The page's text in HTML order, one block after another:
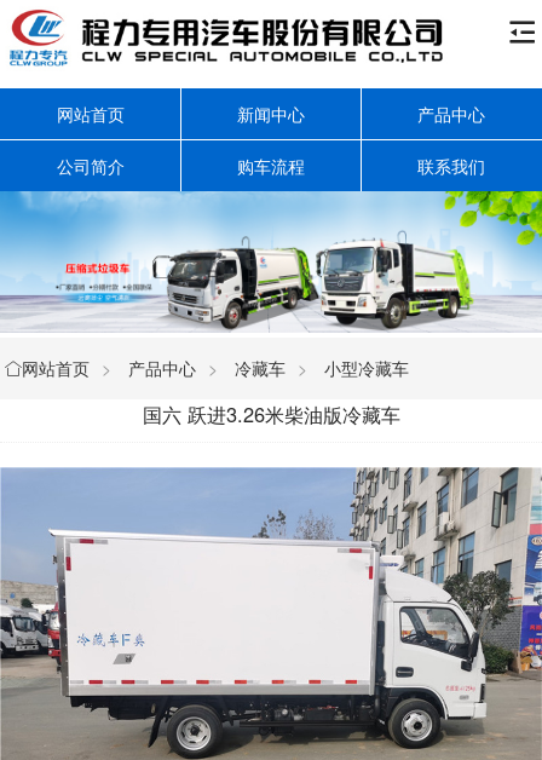

网站首页 新闻中心 产品中心
公司简介 购车流程 联系我们
网站首页 > 产品中心 > 冷藏车 > 小型冷藏车
国六 跃进3.26米柴油版冷藏车